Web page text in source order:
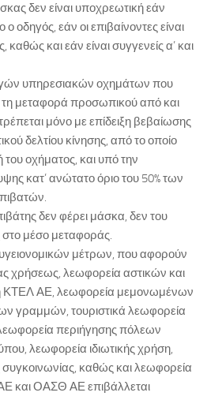
δεν είναι υποχρεωτική εάν
ο οδηγός, εάν οι επιβαίνοντες είναι
καθώς και εάν είναι συγγενείς α’ και
υπηρεσιακών οχημάτων που
τη μεταφορά προσωπικού από και
μόνο με επίδειξη βεβαίωσης
δελτίου κίνησης, από το οποίο
οχήματος, και υπό την
κατ’ ανώτατο όριο του 50% των
δεν φέρει μάσκα, δεν του
στο μέσο μεταφοράς.
μέτρων, που αφορούν
χρήσεως, λεωφορεία αστικών και
ΚΤΕΛ ΑΕ, λεωφορεία μεμονωμένων
γραμμών, τουριστικά λεωφορεία
λεωφορεία περιήγησης πόλεων
λεωφορεία ιδιωτικής χρήση,
καθώς και λεωφορεία
και ΟΑΣΘ ΑΕ επιβάλλεται